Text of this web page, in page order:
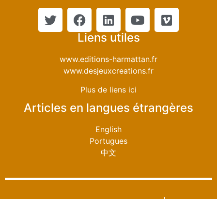
Liens utiles
www.editions-harmattan.fr
www.desjeuxcreations.fr
Plus de liens ici
Articles en langues étrangères
English
Portugues
中文